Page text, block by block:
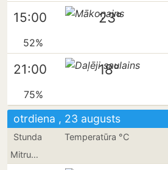
15:00 23°
52%
21:00 18°
75%
otrdiena , 23 augusts
Stunda Temperatūra °C
Mitrums